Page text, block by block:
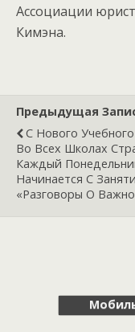
Ассоциации
Кимэна.
Предыдущая
С Нового
Во Всех Школах
Каждый
Начинается С
«Разговоры О